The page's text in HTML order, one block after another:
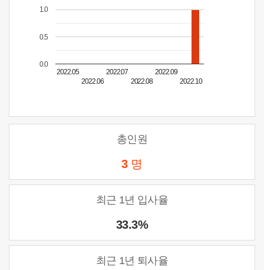
2022.05
2022.06
2022.07
2022.08
2022.09
2022.10
0.0
0.5
1.0
총인원
3 명
최근 1년 입사율
33.3%
최근 1년 퇴사율